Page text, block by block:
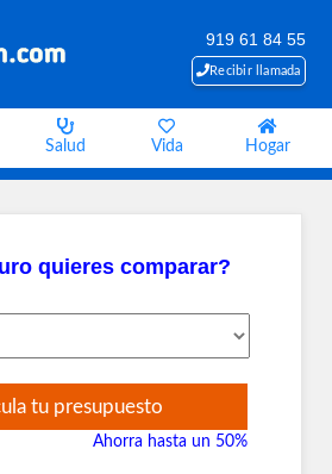
919 61 84 55
Recibir llamada
Salud Vida Hogar
quieres comparar?
tu presupuesto
Ahorra hasta un 50%